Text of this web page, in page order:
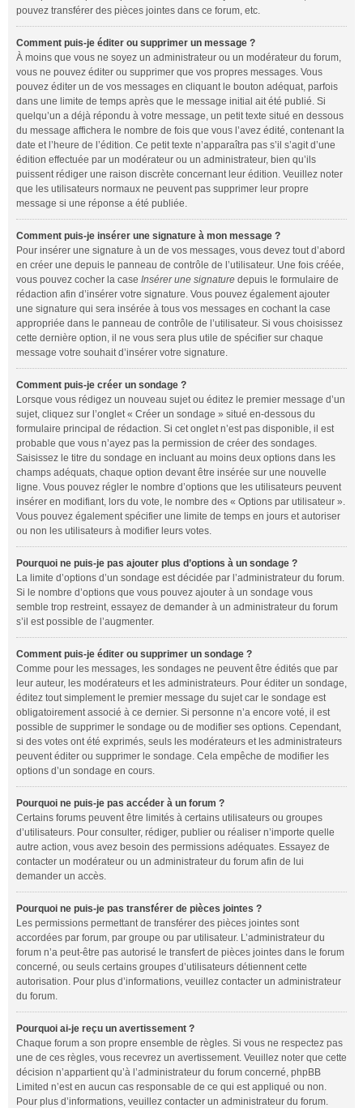
pouvez transférer des pièces jointes dans ce forum, etc.
Comment puis-je éditer ou supprimer un message ?
À moins que vous ne soyez un administrateur ou un modérateur du forum,
vous ne pouvez éditer ou supprimer que vos propres messages. Vous
pouvez éditer un de vos messages en cliquant le bouton adéquat, parfois
dans une limite de temps après que le message initial ait été publié. Si
quelqu’un a déjà répondu à votre message, un petit texte situé en dessous
du message affichera le nombre de fois que vous l’avez édité, contenant la
date et l’heure de l’édition. Ce petit texte n’apparaîtra pas s’il s’agit d’une
édition effectuée par un modérateur ou un administrateur, bien qu’ils
puissent rédiger une raison discrète concernant leur édition. Veuillez noter
que les utilisateurs normaux ne peuvent pas supprimer leur propre
message si une réponse a été publiée.
Comment puis-je insérer une signature à mon message ?
Pour insérer une signature à un de vos messages, vous devez tout d’abord
en créer une depuis le panneau de contrôle de l’utilisateur. Une fois créée,
vous pouvez cocher la case Insérer une signature depuis le formulaire de
rédaction afin d’insérer votre signature. Vous pouvez également ajouter
une signature qui sera insérée à tous vos messages en cochant la case
appropriée dans le panneau de contrôle de l’utilisateur. Si vous choisissez
cette dernière option, il ne vous sera plus utile de spécifier sur chaque
message votre souhait d’insérer votre signature.
Comment puis-je créer un sondage ?
Lorsque vous rédigez un nouveau sujet ou éditez le premier message d’un
sujet, cliquez sur l’onglet « Créer un sondage » situé en-dessous du
formulaire principal de rédaction. Si cet onglet n’est pas disponible, il est
probable que vous n’ayez pas la permission de créer des sondages.
Saisissez le titre du sondage en incluant au moins deux options dans les
champs adéquats, chaque option devant être insérée sur une nouvelle
ligne. Vous pouvez régler le nombre d’options que les utilisateurs peuvent
insérer en modifiant, lors du vote, le nombre des « Options par utilisateur ».
Vous pouvez également spécifier une limite de temps en jours et autoriser
ou non les utilisateurs à modifier leurs votes.
Pourquoi ne puis-je pas ajouter plus d’options à un sondage ?
La limite d’options d’un sondage est décidée par l’administrateur du forum.
Si le nombre d’options que vous pouvez ajouter à un sondage vous
semble trop restreint, essayez de demander à un administrateur du forum
s’il est possible de l’augmenter.
Comment puis-je éditer ou supprimer un sondage ?
Comme pour les messages, les sondages ne peuvent être édités que par
leur auteur, les modérateurs et les administrateurs. Pour éditer un sondage,
éditez tout simplement le premier message du sujet car le sondage est
obligatoirement associé à ce dernier. Si personne n’a encore voté, il est
possible de supprimer le sondage ou de modifier ses options. Cependant,
si des votes ont été exprimés, seuls les modérateurs et les administrateurs
peuvent éditer ou supprimer le sondage. Cela empêche de modifier les
options d’un sondage en cours.
Pourquoi ne puis-je pas accéder à un forum ?
Certains forums peuvent être limités à certains utilisateurs ou groupes
d’utilisateurs. Pour consulter, rédiger, publier ou réaliser n’importe quelle
autre action, vous avez besoin des permissions adéquates. Essayez de
contacter un modérateur ou un administrateur du forum afin de lui
demander un accès.
Pourquoi ne puis-je pas transférer de pièces jointes ?
Les permissions permettant de transférer des pièces jointes sont
accordées par forum, par groupe ou par utilisateur. L’administrateur du
forum n’a peut-être pas autorisé le transfert de pièces jointes dans le forum
concerné, ou seuls certains groupes d’utilisateurs détiennent cette
autorisation. Pour plus d’informations, veuillez contacter un administrateur
du forum.
Pourquoi ai-je reçu un avertissement ?
Chaque forum a son propre ensemble de règles. Si vous ne respectez pas
une de ces règles, vous recevrez un avertissement. Veuillez noter que cette
décision n’appartient qu’à l’administrateur du forum concerné, phpBB
Limited n’est en aucun cas responsable de ce qui est appliqué ou non.
Pour plus d’informations, veuillez contacter un administrateur du forum.